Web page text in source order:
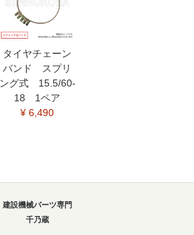
タイヤチェーン
バンド スプリ
ング式 15.5/60-
18 1ペア
¥ 6,490
建設機械パーツ専門
千乃蔵